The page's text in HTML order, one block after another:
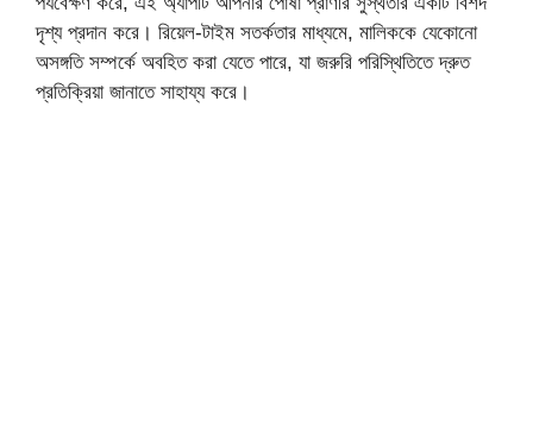
দৃশ্য প্রদান করে। রিয়েল-টাইম সতর্কতার মাধ্যমে, মালিককে যেকোনো
অসঙ্গতি সম্পর্কে অবহিত করা যেতে পারে, যা জরুরি পরিস্থিতিতে দ্রুত
প্রতিক্রিয়া জানাতে সাহায্য করে।